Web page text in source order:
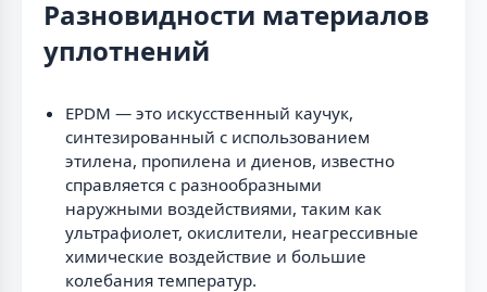
Разновидности материалов
уплотнений
EPDM — это искусственный каучук,
синтезированный с использованием
этилена, пропилена и диенов, известно
справляется с разнообразными
наружными воздействиями, таким как
ультрафиолет, окислители, неагрессивные
химические воздействие и большие
колебания температур.